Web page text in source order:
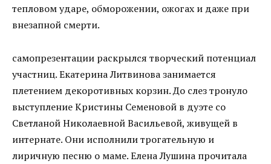
тепловом ударе, обморожении, ожогах и даже при
внезапной смерти.
самопрезентации раскрылся творческий потенциал
участниц. Екатерина Литвинова занимается
плетением декоротивных корзин. До слез тронуло
выступление Кристины Семеновой в дуэте со
Светланой Николаевной Васильевой, живущей в
интернате. Они исполнили трогательную и
лиричную песню о маме. Елена Лушина прочитала